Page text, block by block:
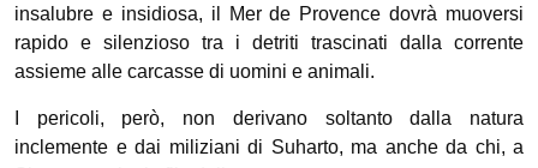
insalubre e insidiosa, il Mer de Provence dovrà muoversi
rapido e silenzioso tra i detriti trascinati dalla corrente
assieme alle carcasse di uomini e animali.
I pericoli, però, non derivano soltanto dalla natura
inclemente e dai miliziani di Suharto, ma anche da chi, a